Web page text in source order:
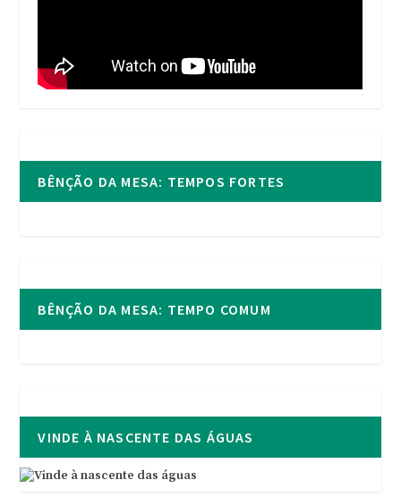
BÊNÇÃO DA MESA: TEMPOS FORTES
BÊNÇÃO DA MESA: TEMPO COMUM
VINDE À NASCENTE DAS ÁGUAS